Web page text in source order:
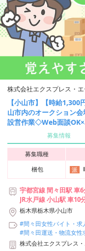
株式会社エクスプレス・
【小山市】【時給
山市内のオークション
設営作業◇Web面談
募集情報
募集職種
梱包
派
宇都宮線 間々田駅 車
JR水戸線 小山駅 車10
栃木県栃木県小山市
#間々田女性バイト・求
#間々田運送・物流女性
株式会社エクスプレス